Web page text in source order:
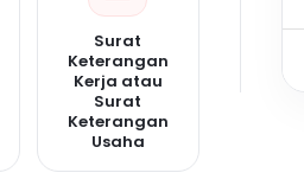
Surat
Keterangan
Kerja atau
Surat
Keterangan
Usaha